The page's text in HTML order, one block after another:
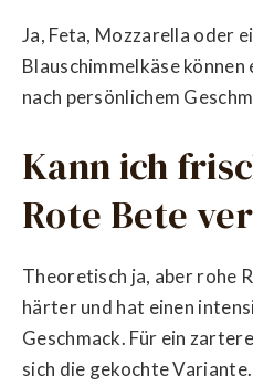
Ja, Feta, Mozzarella oder
Blauschimmelkäse
nach persönlichem
Kann ich
Rote Bete
Theoretisch ja, aber rohe
härter und hat einen
Geschmack. Für ein
sich die gekochte Variante.